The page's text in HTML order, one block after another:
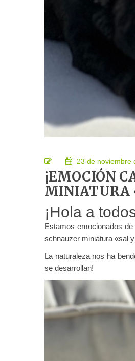
23 de noviembre
¡EMOCIÓN
MINIATURA
¡Hola a
Estamos emocionados
schnauzer miniatura «sal
La naturaleza nos ha
se desarrollan!